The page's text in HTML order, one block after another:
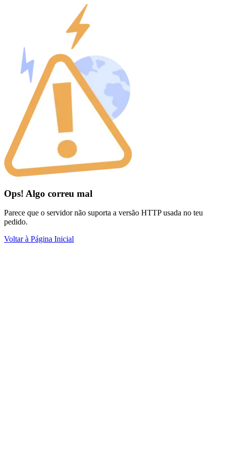
Ops! Algo correu mal
Parece que o servidor não suporta a versão HTTP usada no teu
pedido.
Voltar à Página Inicial